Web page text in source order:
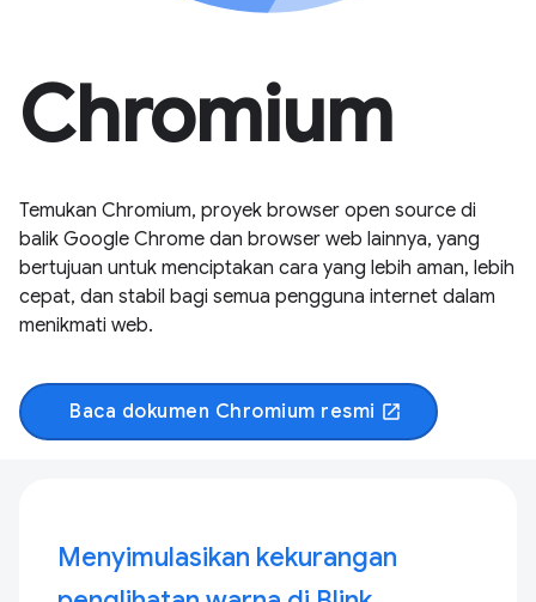
Chromium
Temukan Chromium, proyek browser open source di
balik Google Chrome dan browser web lainnya, yang
bertujuan untuk menciptakan cara yang lebih aman, lebih
cepat, dan stabil bagi semua pengguna internet dalam
menikmati web.
Baca dokumen Chromium resmi open_in_new
Menyimulasikan kekurangan